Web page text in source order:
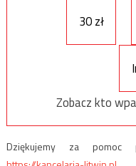
30 zł
Zobacz kto
Dziękujemy za pomoc